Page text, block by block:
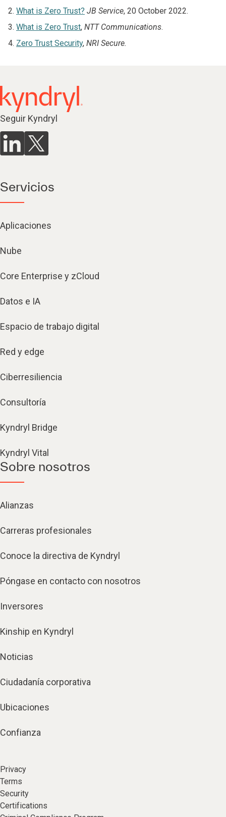
What is Zero Trust? JB Service, 20 October 2022.
What is Zero Trust, NTT Communications.
Zero Trust Security, NRI Secure.
Seguir Kyndryl
Servicios
Aplicaciones
Nube
Core Enterprise y zCloud
Datos e IA
Espacio de trabajo digital
Red y edge
Ciberresiliencia
Consultoría
Kyndryl Bridge
Kyndryl Vital
Sobre nosotros
Alianzas
Carreras profesionales
Conoce la directiva de Kyndryl
Póngase en contacto con nosotros
Inversores
Kinship en Kyndryl
Noticias
Ciudadanía corporativa
Ubicaciones
Confianza
Privacy
Terms
Security
Certifications